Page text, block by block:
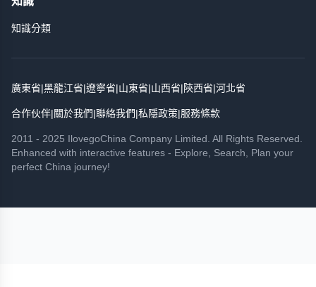
知識分類
廣東省|黑龍江省|遼寧省|山東省|山西省|陝西省|河北省
合作伙伴|關於我們|聯絡我們|私隱政策|服務條款
2011 - 2025 IlovegoChina Company Limited. All Rights Reserved.
Enhanced with interactive features - Explore, Search, Plan your
perfect China journey!